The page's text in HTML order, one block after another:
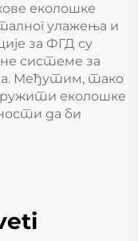
еколошке
улажења и
за ФГД су
системе за
Међутим, тако
еколошке
да би